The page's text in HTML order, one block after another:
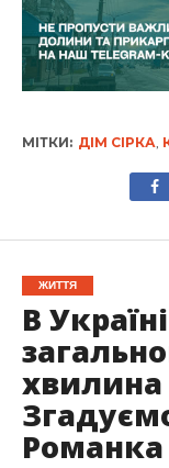
МІТКИ: ДІМ СІРКА
ЖИТТЯ
В
Романка